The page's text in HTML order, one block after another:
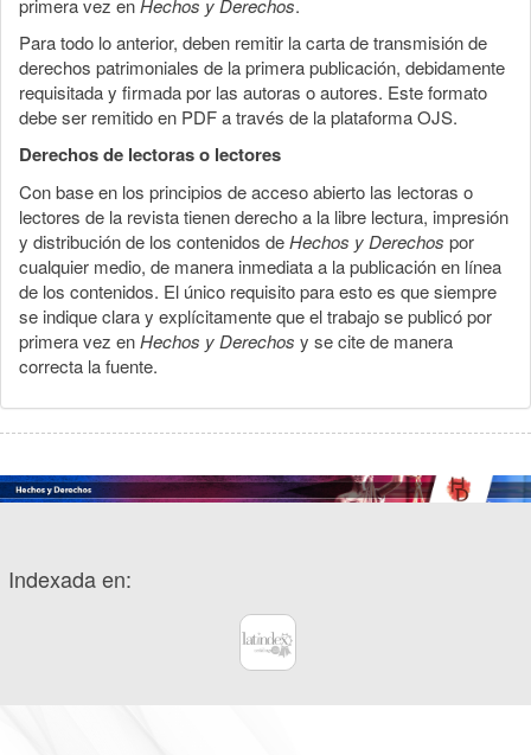
primera vez enHechos y Derechos.
Para todo lo anterior, deben remitir la carta de transmisión de
derechos patrimoniales de la primera publicación, debidamente
requisitada y firmada por las autoras o autores. Este formato
debe ser remitido en PDF a través de la plataforma OJS.
Derechos de lectoras o lectores
Con base en los principios de acceso abierto las lectoras o
lectores de la revista tienen derecho a la libre lectura, impresión
y distribución de los contenidos deHechos y Derechos por
cualquier medio, de manera inmediata a la publicación en línea
de los contenidos. El único requisito para esto es que siempre
se indique clara y explícitamente que el trabajo se publicó por
primera vez enHechos y Derechos y se cite de manera
correcta la fuente.
Indexada en: